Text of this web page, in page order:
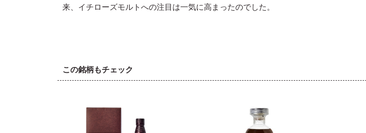
来、イチローズモルトへの注目は一気に高まったのでした。
この銘柄もチェック